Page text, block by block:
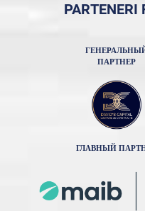
PARTENERI
ПАРТНЕР
ГЛАВНЫЙ